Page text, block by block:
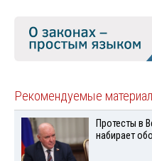
Рекомендуемые
Протесты в
набирает